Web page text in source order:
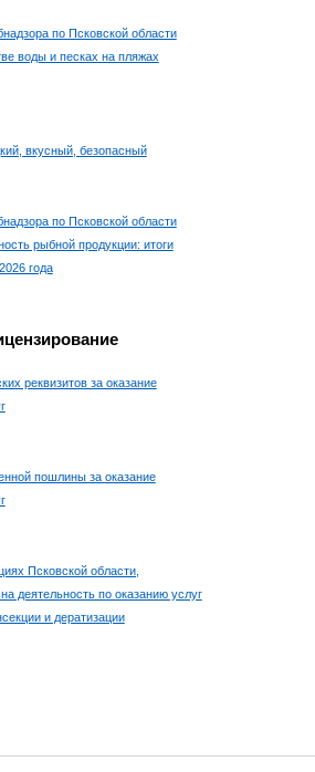
по Псковской области
воды и песках на пляжах
вкусный, безопасный
по Псковской области
рыбной продукции: итоги
года
реквизитов за оказание
пошлины за оказание
Псковской области,
деятельность по оказанию услуг
и дератизации